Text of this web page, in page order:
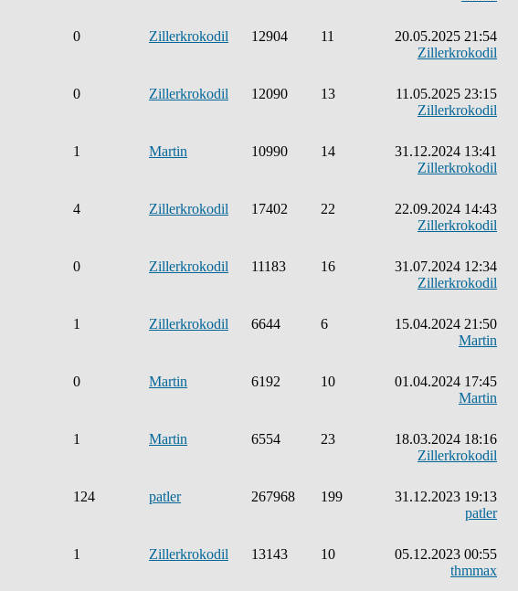
0 Zillerkrokodil 12904 11
20.05.2025 21:54
Zillerkrokodil
0 Zillerkrokodil 12090 13
11.05.2025 23:15
Zillerkrokodil
1 Martin 10990 14
31.12.2024 13:41
Zillerkrokodil
4 Zillerkrokodil 17402 22
22.09.2024 14:43
Zillerkrokodil
0 Zillerkrokodil 11183 16
31.07.2024 12:34
Zillerkrokodil
1 Zillerkrokodil 6644 6
15.04.2024 21:50
Martin
0 Martin 6192 10
01.04.2024 17:45
Martin
1 Martin 6554 23
18.03.2024 18:16
Zillerkrokodil
124 patler 267968 199
31.12.2023 19:13
patler
1 Zillerkrokodil 13143 10
05.12.2023 00:55
thmmax